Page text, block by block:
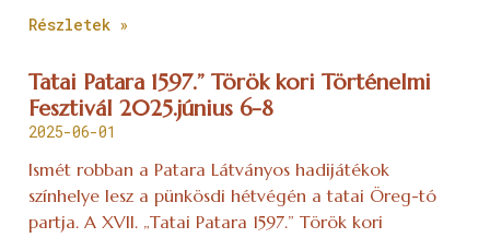
Részletek »
Tatai Patara 1597.” Török kori Történelmi
Fesztivál 2025.június 6-8
2025-06-01
Ismét robban a Patara Látványos hadijátékok
színhelye lesz a pünkösdi hétvégén a tatai Öreg-tó
partja. A XVII. „Tatai Patara 1597.” Török kori